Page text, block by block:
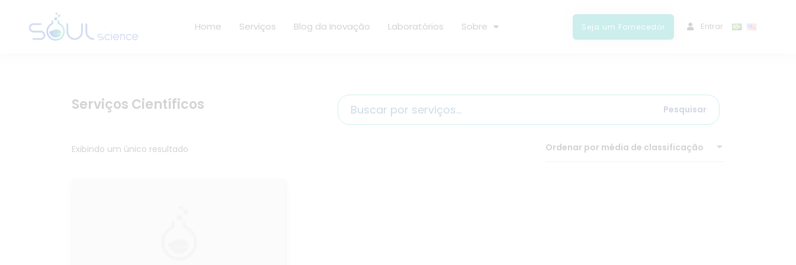
Home Serviços Blog da Inovação Laboratórios Sobre Seja um Fornecedor ﾠEntrar
Serviços Científicos Pesquisar
Exibindo um único resultado Ordenar por média de classificação